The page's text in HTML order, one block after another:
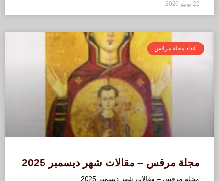
22 يونيو 2026
أعداد مجلة مرقس
مجلة مرقس – مقالات شهر ديسمبر 2025
مجلة مرقس – مقالات شهر ديسمبر 2025